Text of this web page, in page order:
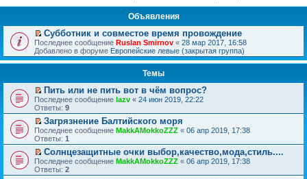
Объявления
П
е
р
е
т
и
к
п
е
р
в
о
м
у
н
е
Субботник и совместое время провождение
Последнее сообщение Ruslan Smirnov « 28 мар 2017, 16:58
Добавлено в форуме Европейские левые (закрытая группа)
Темы
П
е
р
е
й
т
и
к
п
е
Пить или не пить вот в чём вопрос?
Последнее сообщение lazv « 24 июн 2019, 22:22
Ответы: 9
П
е
р
е
й
т
Загрязнение Балтийского моря
Последнее сообщение MakkAMokkoZZZ « 06 апр 2019, 17:38
Ответы: 1
П
е
р
Солнцезащитные очки выбор,качество,мода,стиль....
Последнее сообщение MakkAMokkoZZZ « 06 апр 2019, 17:38
Ответы: 2